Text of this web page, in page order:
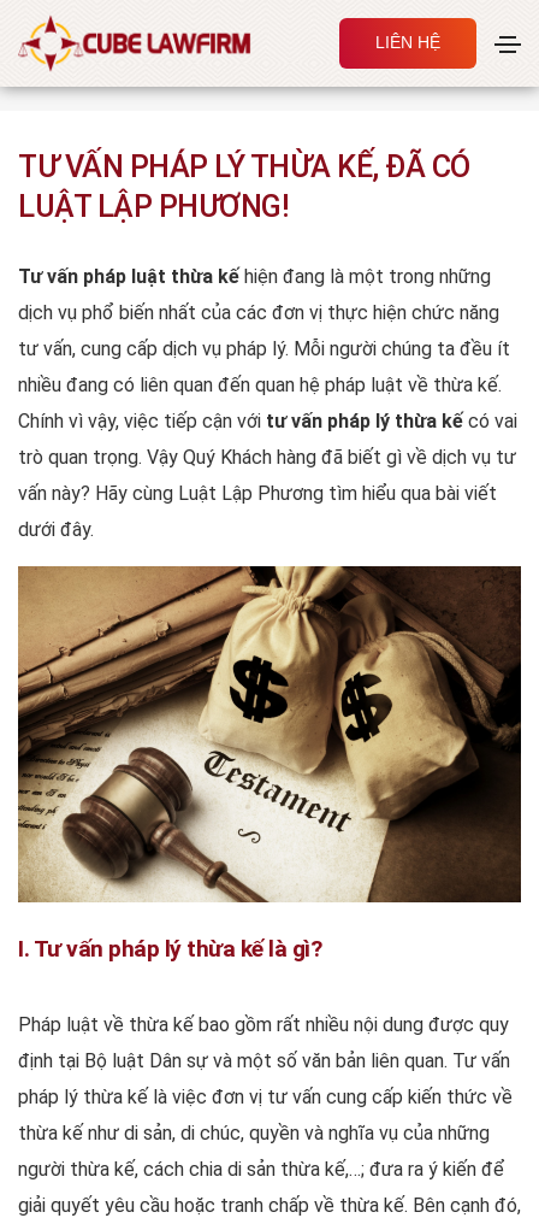
LIÊN HỆ
Trang chủ
TƯ VẤN PHÁP LÝ THỪA KẾ, ĐÃ CÓ LUẬT LẬP PHƯƠNG!
TƯ VẤN PHÁP LÝ THỪA KẾ, ĐÃ CÓ
LUẬT LẬP PHƯƠNG!
Tư vấn pháp luật thừa kế hiện đang là một trong những
dịch vụ phổ biến nhất của các đơn vị thực hiện chức năng
tư vấn, cung cấp dịch vụ pháp lý. Mỗi người chúng ta đều ít
nhiều đang có liên quan đến quan hệ pháp luật về thừa kế.
Chính vì vậy, việc tiếp cận với tư vấn pháp lý thừa kế có vai
trò quan trọng. Vậy Quý Khách hàng đã biết gì về dịch vụ tư
vấn này? Hãy cùng Luật Lập Phương tìm hiểu qua bài viết
dưới đây.
I. Tư vấn pháp lý thừa kế là gì?
Pháp luật về thừa kế bao gồm rất nhiều nội dung được quy
định tại Bộ luật Dân sự và một số văn bản liên quan. Tư vấn
pháp lý thừa kế là việc đơn vị tư vấn cung cấp kiến thức về
thừa kế như di sản, di chúc, quyền và nghĩa vụ của những
người thừa kế, cách chia di sản thừa kế,…; đưa ra ý kiến để
giải quyết yêu cầu hoặc tranh chấp về thừa kế. Bên cạnh đó,